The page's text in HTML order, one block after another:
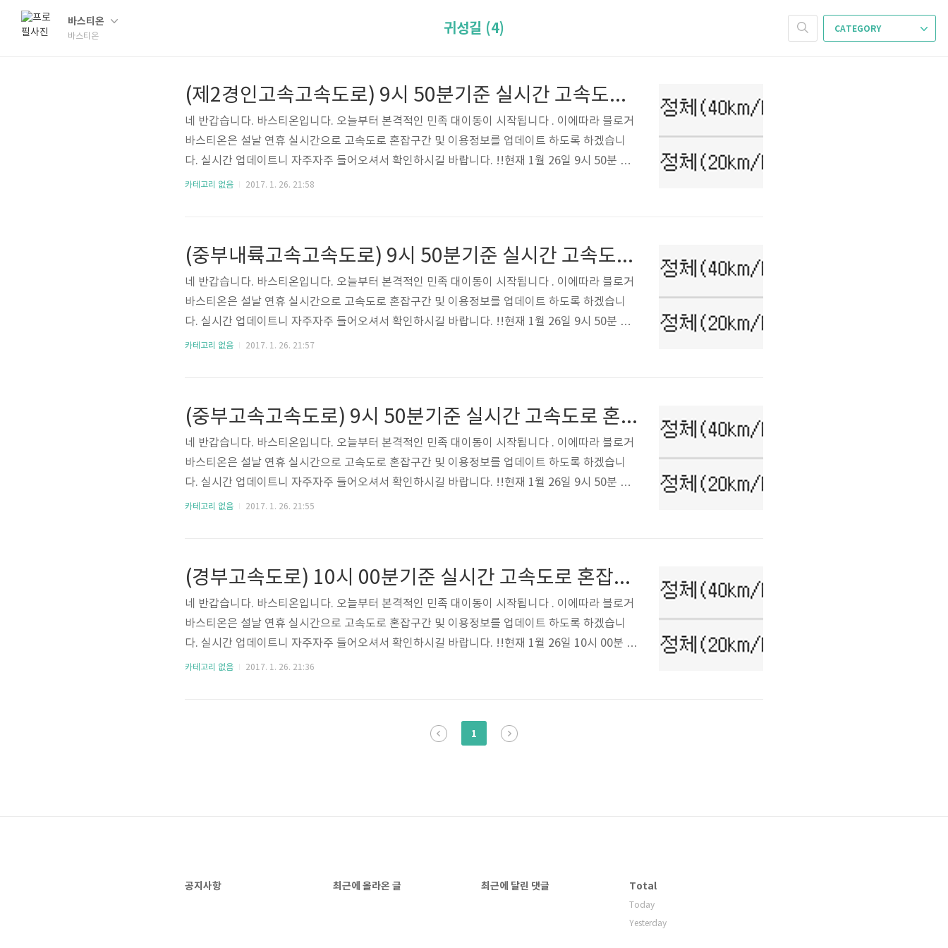
바스티온
바스티온
CATEGORY
귀성길 (4)
(제2경인고속고속도로) 9시 50분기준 실시간 고속도로 혼잡구간 !!
네 반갑습니다. 바스티온입니다. 오늘부터 본격적인 민족 대이동이 시작됩니다 . 이에따라 블로거
바스티온은 설날 연휴 실시간으로 고속도로 혼잡구간 및 이용정보를 업데이트 하도록 하겠습니
다. 실시간 업데이트니 자주자주 들어오셔서 확인하시길 바랍니다. !!현재 1월 26일 9시 50분 기
준입니다!!
카테고리 없음 2017. 1. 26. 21:58
(중부내륙고속고속도로) 9시 50분기준 실시간 고속도로 혼잡구간 !!
네 반갑습니다. 바스티온입니다. 오늘부터 본격적인 민족 대이동이 시작됩니다 . 이에따라 블로거
바스티온은 설날 연휴 실시간으로 고속도로 혼잡구간 및 이용정보를 업데이트 하도록 하겠습니
다. 실시간 업데이트니 자주자주 들어오셔서 확인하시길 바랍니다. !!현재 1월 26일 9시 50분 기
준입니다!! 참고하셔서 즐거운 명절보내시고 수시로 블로그 들어오셔서 확인부탁드립니다.
카테고리 없음 2017. 1. 26. 21:57
(중부고속고속도로) 9시 50분기준 실시간 고속도로 혼잡구간 !!
네 반갑습니다. 바스티온입니다. 오늘부터 본격적인 민족 대이동이 시작됩니다 . 이에따라 블로거
바스티온은 설날 연휴 실시간으로 고속도로 혼잡구간 및 이용정보를 업데이트 하도록 하겠습니
다. 실시간 업데이트니 자주자주 들어오셔서 확인하시길 바랍니다. !!현재 1월 26일 9시 50분 기
준입니다!! 참고하셔서 즐거운 명절보내시고 수시로 블로그 들어오셔서 확인부탁드립니다.
카테고리 없음 2017. 1. 26. 21:55
(경부고속도로) 10시 00분기준 실시간 고속도로 혼잡구간 !!
네 반갑습니다. 바스티온입니다. 오늘부터 본격적인 민족 대이동이 시작됩니다 . 이에따라 블로거
바스티온은 설날 연휴 실시간으로 고속도로 혼잡구간 및 이용정보를 업데이트 하도록 하겠습니
다. 실시간 업데이트니 자주자주 들어오셔서 확인하시길 바랍니다. !!현재 1월 26일 10시 00분 기
준입니다!! 참고하셔서 즐거운 명절보내시고 수시로 블로그 들어오셔서 확인부탁드립니다.
카테고리 없음 2017. 1. 26. 21:36
1
공지사항 최근에 올라온 글 최근에 달린 댓글 Total
Today
Yesterday